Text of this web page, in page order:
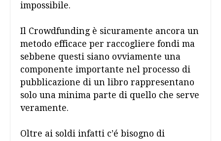
impossibile.
Il Crowdfunding è sicuramente ancora un
metodo efficace per raccogliere fondi ma
sebbene questi siano ovviamente una
componente importante nel processo di
pubblicazione di un libro rappresentano
solo una minima parte di quello che serve
veramente.
Oltre ai soldi infatti c’é bisogno di